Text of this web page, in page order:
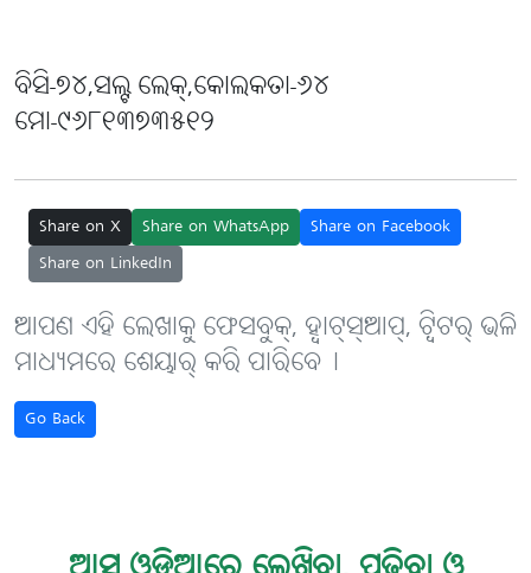
ବିସି-୭୪,ସଲ୍ଟ ଲେକ୍,କୋଲକତା-୬୪
ମୋ-୯୬୮୧୩୭୩୫୧୨
Share on X Share on WhatsApp
Share on Facebook
Share on LinkedIn
ଆପଣ ଏହି ଲେଖାକୁ ଫେସବୁକ୍, ହ୍ବାଟ୍‌ସ୍‌ଆପ୍, ଟ୍ବିଟର୍ ଭଳି
ମାଧ୍ୟମରେ ଶେୟାର୍ କରି ପାରିବେ୤
Go Back